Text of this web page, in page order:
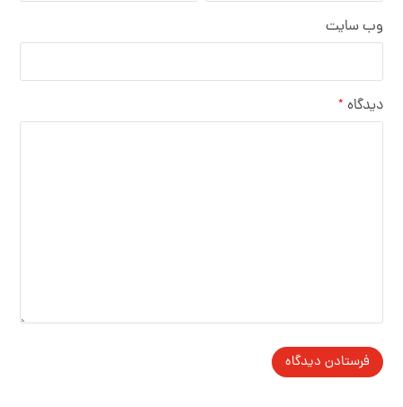
وب‌ سایت
دیدگاه *